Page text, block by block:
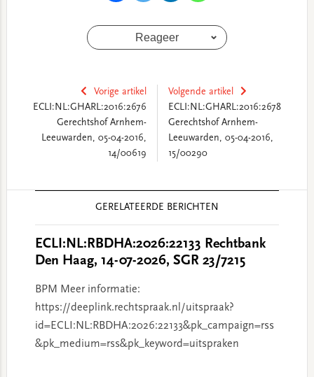
Reageer
Vorige artikel
ECLI:NL:GHARL:2016:2676
Gerechtshof Arnhem-
Leeuwarden, 05-04-2016,
14/00619
Volgende artikel
ECLI:NL:GHARL:2016:2678
Gerechtshof Arnhem-
Leeuwarden, 05-04-2016,
15/00290
GERELATEERDE BERICHTEN
ECLI:NL:RBDHA:2026:22133 Rechtbank
Den Haag, 14-07-2026, SGR 23/7215
BPM Meer informatie:
https://deeplink.rechtspraak.nl/uitspraak?
id=ECLI:NL:RBDHA:2026:22133&pk_campaign=rss
&pk_medium=rss&pk_keyword=uitspraken